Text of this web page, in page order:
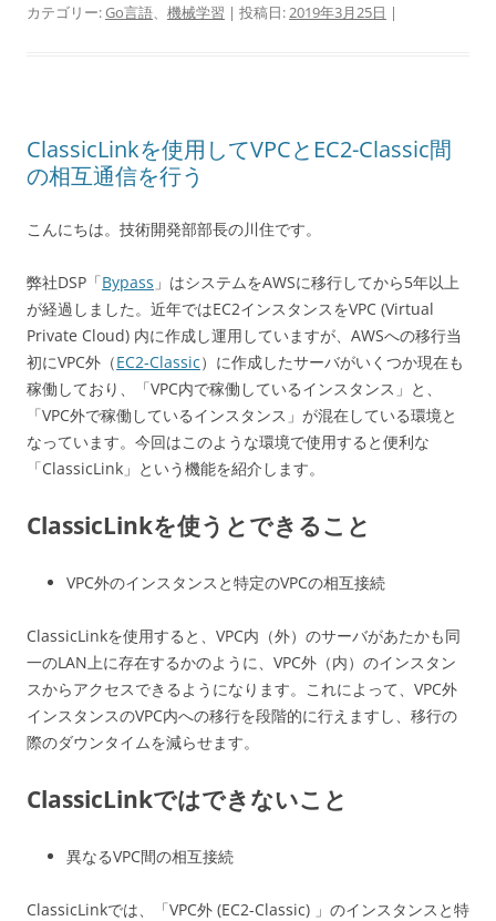
カテゴリー:Go言語、 機械学習 | 投稿日:2019年3月25日 |
ClassicLinkを使用してVPCとEC2-Classic間
の相互通信を行う
こんにちは。技術開発部部長の川住です。
弊社DSP「Bypass 」はシステムをAWSに移行してから5年以上
が経過しました。近年ではEC2インスタンスをVPC (Virtual
Private Cloud) 内に作成し運用していますが、AWSへの移行当
初にVPC外（EC2-Classic）に作成したサーバがいくつか現在も
稼働しており、「VPC内で稼働しているインスタンス」と、
「VPC外で稼働しているインスタンス」が混在している環境と
なっています。今回はこのような環境で使用すると便利な
「ClassicLink」という機能を紹介します。
ClassicLinkを使うとできること
VPC外のインスタンスと特定のVPCの相互接続
ClassicLinkを使用すると、VPC内（外）のサーバがあたかも同
一のLAN上に存在するかのように、VPC外（内）のインスタン
スからアクセスできるようになります。これによって、VPC外
インスタンスのVPC内への移行を段階的に行えますし、移行の
際のダウンタイムを減らせます。
ClassicLinkではできないこと
異なるVPC間の相互接続
ClassicLinkでは、「VPC外 (EC2-Classic) 」のインスタンスと特